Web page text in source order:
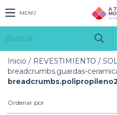
MENÚ
Inicio / REVESTIMIENTO /
breadcrumbs.guardas-
breadcrumbs.polipropileno2
Ordenar por